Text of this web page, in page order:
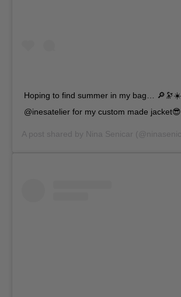
Hoping to find summer in my bag…
@inesatelier for my custom made jacket😎
A post shared by Nina Senicar